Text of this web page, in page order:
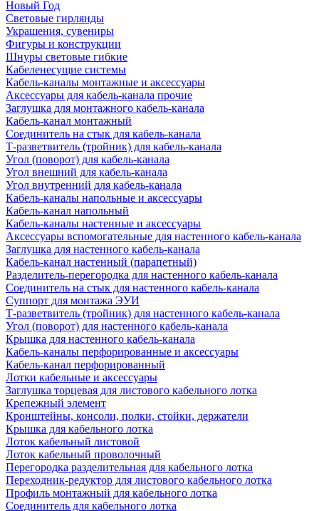
Новый Год
Световые гирлянды
Украшения, сувениры
Фигуры и конструкции
Шнуры световые гибкие
Кабеленесущие системы
Кабель-каналы монтажные и аксессуары
Аксессуары для кабель-канала прочие
Заглушка для монтажного кабель-канала
Кабель-канал монтажный
Соединитель на стык для кабель-канала
Т-разветвитель (тройник) для кабель-канала
Угол (поворот) для кабель-канала
Угол внешний для кабель-канала
Угол внутренний для кабель-канала
Кабель-каналы напольные и аксессуары
Кабель-канал напольный
Кабель-каналы настенные и аксессуары
Аксессуары вспомогательные для настенного кабель-канала
Заглушка для настенного кабель-канала
Кабель-канал настенный (парапетный)
Разделитель-перегородка для настенного кабель-канала
Соединитель на стык для настенного кабель-канала
Суппорт для монтажа ЭУИ
Т-разветвитель (тройник) для настенного кабель-канала
Угол (поворот) для настенного кабель-канала
Крышка для настенного кабель-канала
Кабель-каналы перфорированные и аксессуары
Кабель-канал перфорированный
Лотки кабельные и аксессуары
Заглушка торцевая для листового кабельного лотка
Крепежный элемент
Кронштейны, консоли, полки, стойки, держатели
Крышка для кабельного лотка
Лоток кабельный листовой
Лоток кабельный проволочный
Перегородка разделительная для кабельного лотка
Переходник-редуктор для листового кабельного лотка
Профиль монтажный для кабельного лотка
Соединитель для кабельного лотка